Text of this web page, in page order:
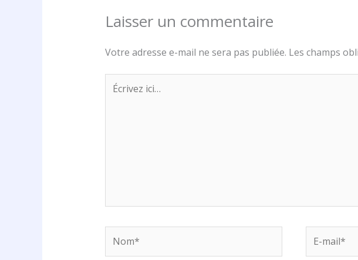
Laisser un commentaire
Votre adresse e-mail ne sera pas publiée. Les champs
Écrivez
ici…
mail*